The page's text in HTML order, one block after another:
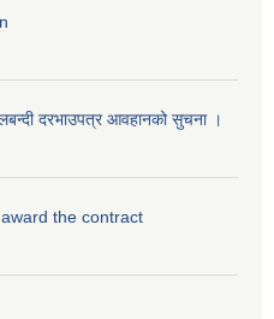
दरभाउपत्र आवहानको सुचना ।
the contract